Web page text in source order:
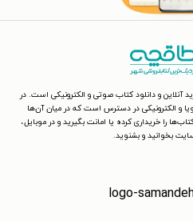
آنلاین و دانلود کتاب صوتی و الکترونیکی است. در
و الکترونیکی در دسترس است که در میان آن‌ها
را خریداری کرده یا امانت بگیرید و در موبایل،
سایت بخوانید و بشنوید.